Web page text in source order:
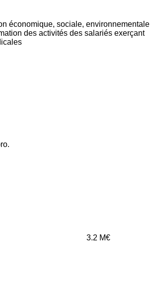
économique, sociale, environnementale
des activités des salariés exerçant
3.2 M€